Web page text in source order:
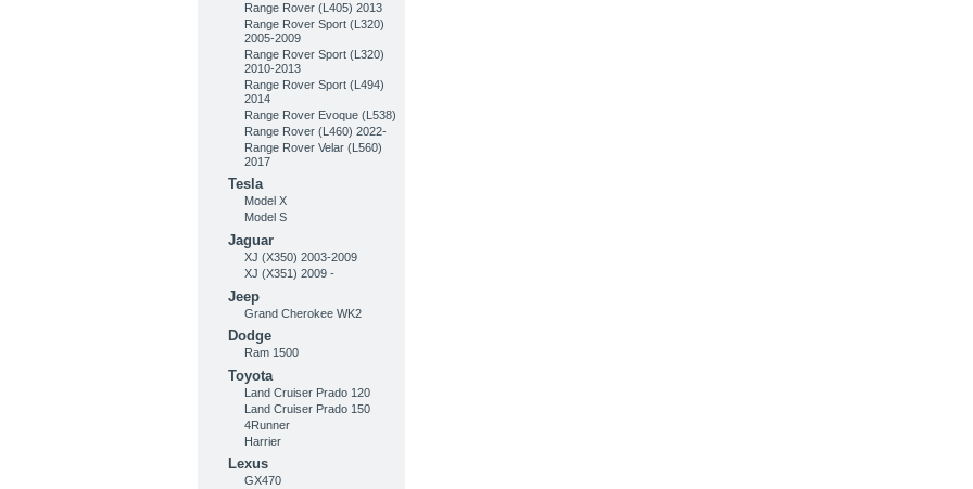
Range Rover (L405) 2013
Range Rover Sport (L320)
2005-2009
Range Rover Sport (L320)
2010-2013
Range Rover Sport (L494)
2014
Range Rover Evoque (L538)
Range Rover (L460) 2022-
Range Rover Velar (L560)
2017
Tesla
Model X
Model S
Jaguar
XJ (X350) 2003-2009
XJ (X351) 2009 -
Jeep
Grand Cherokee WK2
Dodge
Ram 1500
Toyota
Land Cruiser Prado 120
Land Cruiser Prado 150
4Runner
Harrier
Lexus
GX470